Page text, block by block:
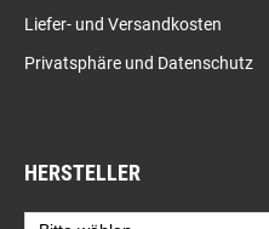
Liefer- und Versandkosten
Privatsphäre und Datenschutz
HERSTELLER